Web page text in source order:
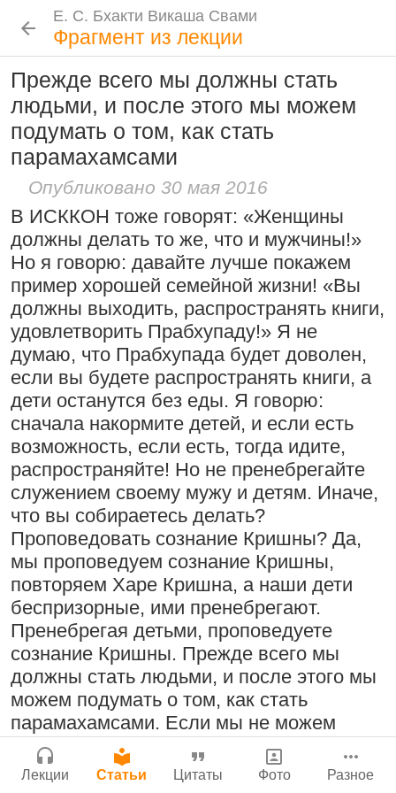
Е. С. Бхакти Викаша Свами
Лекции
Новые История Популярные
Рука в мешочке с чётками более
важна, чем шнур на плече
Намаккал, Тамил Наду,
Индия
Резкие слова для Нараяны
46:40 |1 октября 2008|
Токио, Япония
Бог, наука и атеизм, часть 2: Хвала
слушателям!
9:25 17 июля 2024|
Атланта, Джорджия, США
Поклоняться Бхактивиноду Тхакуру,
исполняя его бхаджаны
1:14:02 |12 сентября
2008 Бойсе, Айдахо, США
Радхарани — глава департамента
служений
1:05:35 7 сентября 2008|
Е. С. Бхакти Викаша Свами
Фрагмент из лекции
Прежде всего мы должны стать
людьми, и после этого мы можем
подумать о том, как стать
парамахамсами
Опубликовано 30 мая 2016
В ИСККОН тоже говорят: «Женщины
должны делать то же, что и мужчины!»
Но я говорю: давайте лучше покажем
пример хорошей семейной жизни! «Вы
должны выходить, распространять книги,
удовлетворить Прабхупаду!» Я не
думаю, что Прабхупада будет доволен,
если вы будете распространять книги, а
дети останутся без еды. Я говорю:
сначала накормите детей, и если есть
возможность, если есть, тогда идите,
распространяйте! Но не пренебрегайте
служением своему мужу и детям. Иначе,
что вы собираетесь делать?
Проповедовать сознание Кришны? Да,
мы проповедуем сознание Кришны,
повторяем Харе Кришна, а наши дети
беспризорные, ими пренебрегают.
Пренебрегая детьми, проповедуете
сознание Кришны. Прежде всего мы
должны стать людьми, и после этого мы
можем подумать о том, как стать
парамахамсами. Если мы не можем
следовать даже нормальной
человеческой культуре…
Е. С. Бхакти Викаша Свами
Цитаты Шрилы Прабхупады
Проповеднические принципы, данные
Шри Чайтаньей Махапрабху
6 августа 2026
Следовать по стопам ачарьев
4 августа 2026
Молитвы Санатаны Госвами к Господу
Чайтанье
29 июля 2026
Нектар имени Кришны
24 июля 2026
Подрыватели доверия к себе
22 июля 2026
Е. С. Бхакти Викаша Свами
Фотоальбом
Шраванам-киртанам в Васильево 2026
Джанмаштами в Тбилиси 2025
Шрила Прабхупада
Биография | Книги|Цитаты
Лекции и беседы |Подношения
Бхакти Викаша Свами
Биография |Книги|График
Скачать все лекции
Подношения учеников
Инициация
Общие стандарты|
Требования Махараджа
Видеоканалы
YouTube|ВК Видео|Дзен|RuTube
Ссылки
Контакты
Сайт
Войти|Регистрация| История версий
Инструкция
Лекции Статьи Цитаты Фото Разное